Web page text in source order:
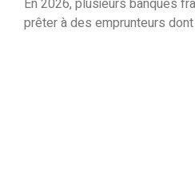
prêter à des emprunteurs dont